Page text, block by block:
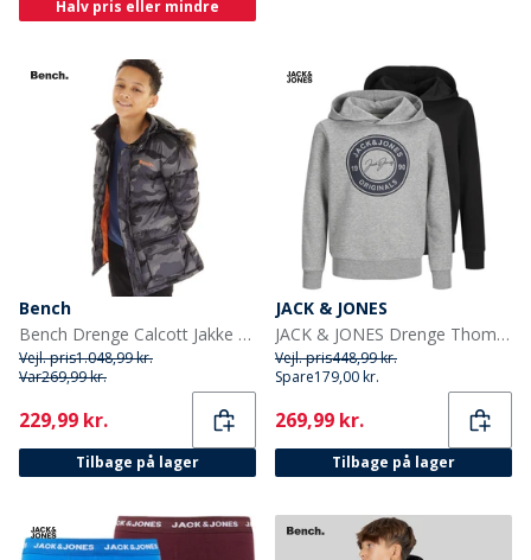
Halv pris eller mindre
Bench
Bench Drenge Calcott Jakke Sort Digi Camo
Vejl. pris1.048,99 kr.
Var269,99 kr.
Current
229,99 kr.
Tilbage på lager
JACK & JONES
JACK & JONES Drenge Thomas To-Pak Hoodies Lysegrå Melange/Sort
Vejl. pris448,99 kr.
Spare179,00 kr.
Current
269,99 kr.
Tilbage på lager